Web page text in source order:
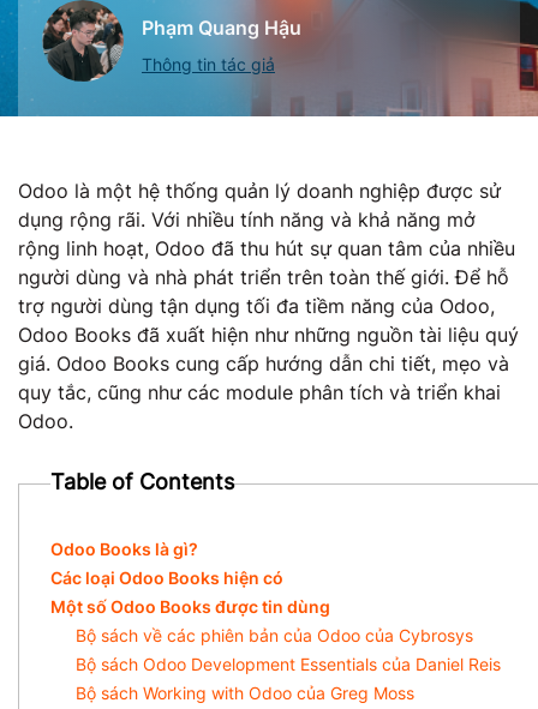
Phạm Quang Hậu
Thông tin tác giả
Odoo là một hệ thống quản lý doanh nghiệp được sử
dụng rộng rãi. Với nhiều tính năng và khả năng mở
rộng linh hoạt, Odoo đã thu hút sự quan tâm của nhiều
người dùng và nhà phát triển trên toàn thế giới. Để hỗ
trợ người dùng tận dụng tối đa tiềm năng của Odoo,
Odoo Books đã xuất hiện như những nguồn tài liệu quý
giá. Odoo Books cung cấp hướng dẫn chi tiết, mẹo và
quy tắc, cũng như các module phân tích và triển khai
Odoo.
Table of Contents
Odoo Books là gì?
Các loại Odoo Books hiện có
Một số Odoo Books được tin dùng
Bộ sách về các phiên bản của Odoo của Cybrosys
Bộ sách Odoo Development Essentials của Daniel Reis
Bộ sách Working with Odoo của Greg Moss